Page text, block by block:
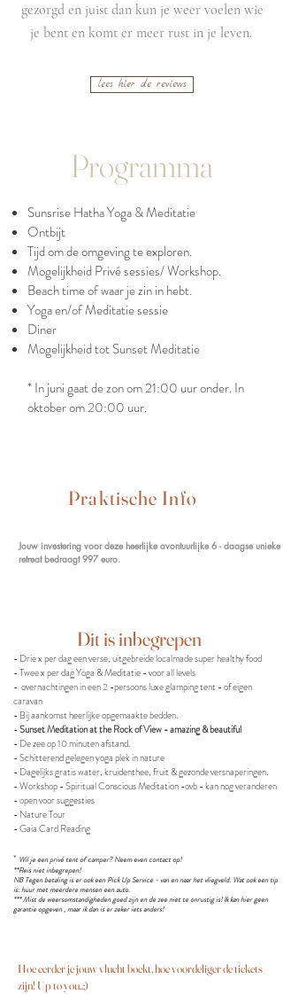
gezorgd en juist dan kun je weer voelen wie
je bent en komt er meer rust in je leven.
lees hier de reviews
Programma
Sunsrise Hatha Yoga & Meditatie
Ontbijt
Tijd om de omgeving te exploren.
Mogelijkheid Privé sessies/ Workshop.
Beach time of waar je zin in hebt.
Yoga en/of Meditatie sessie
Diner
Mogelijkheid tot Sunset Meditatie
* In juni gaat de zon om 21:00 uur onder. In
oktober om 20:00 uur.
Praktische Info
Jouw investering voor deze heerlijke avontuurlijke 6 - daagse unieke
retreat bedraagt 997 euro.
- Drie x per dag een verse, uitgebreide localmade super healthy food
- Twee x per dag Yoga & Meditatie - voor all levels
- overnachtingen in een 2 -persoons luxe glamping tent - of eigen
caravan
- Bij aankomst heerlijke opgemaakte bedden.
-Sunset Meditation at the Rock of View - amazing & beautiful
- De zee op 10 minuten afstand.
- Schitterend gelegen yoga plek in nature
- Dagelijks gratis water, kruidenthee, fruit & gezonde versnaperingen.
- Workshop - Spiritual Conscious Meditation -ovb - kan nog veranderen
- open voor suggesties
- Nature Tour
- Gaia Card Reading
* Wil je een privé tent of camper? Neem even contact op!
**Reis niet inbegrepen!
NB Tegen betaling is er ook een Pick Up Service - van en naar het vliegveld. Wat ook een tip
is: huur met meerdere mensen een auto.
*** Mist de weersomstandigheden goed zijn en de zee niet te onrustig is! Ik kan hier geen
garantie opgeven , maar ik dan is er zeker iets anders!
Hoe eerder je jouw vlucht boekt, hoe voordeliger de tickets
zijn! Up to you..;)
Dit is inbegrepen